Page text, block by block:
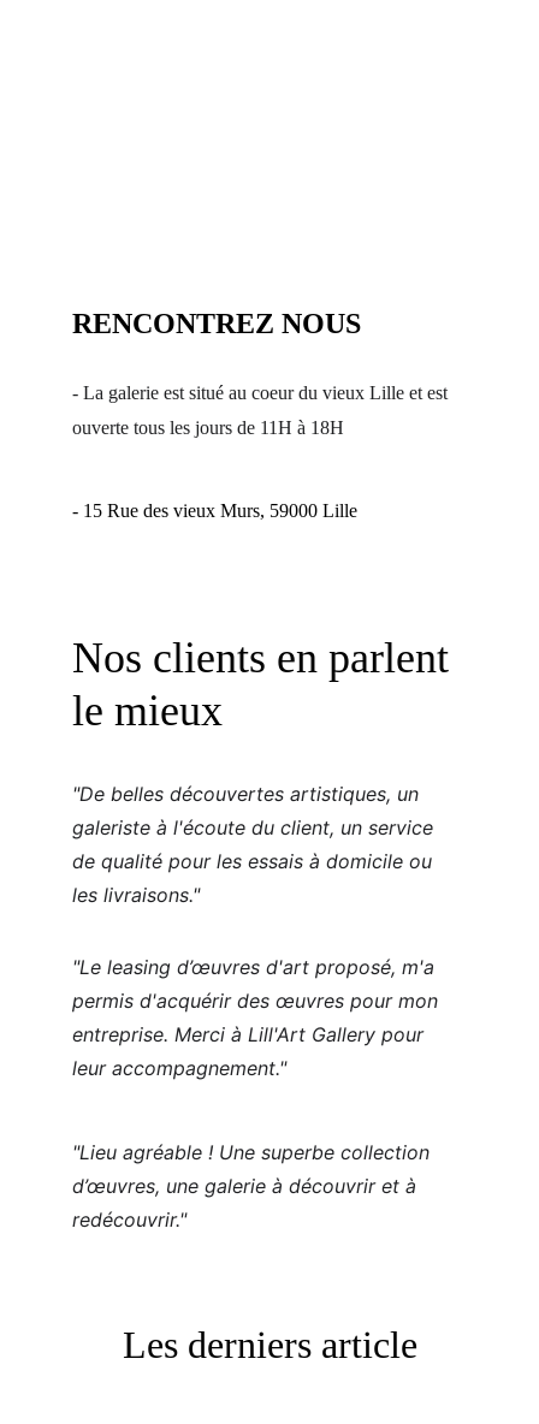
- La galerie est situé au coeur du vieux Lille et est
ouverte tous les jours de 11H à 18H
- 15 Rue des vieux Murs, 59000 Lille
RENCONTREZ NOUS
Nos clients en parlent
le mieux
"De belles découvertes artistiques, un
galeriste à l'écoute du client, un service
de qualité pour les essais à domicile ou
les livraisons."
​"Lieu agréable ! Une superbe collection
d’œuvres, une galerie à découvrir et à
redécouvrir."
"Le leasing d’œuvres d'art proposé, m'a
permis d'acquérir des œuvres pour mon
entreprise. Merci à Lill'Art Gallery pour
leur accompagnement."
Les derniers article